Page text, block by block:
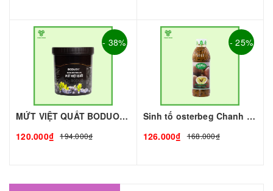
- 38%
MỨT VIỆT QUẤT BODUO- 1kg - BODUO | Mứt - Sinh Tố làm Trà Sữa - TOBEE FOOD
120.000₫
194.000₫
- 25%
Sinh tố osterbeg Chanh Dây 1L I Nguyên Liệu Pha Chế - Trà Trái Cây - Tobee Food
126.000₫
168.000₫